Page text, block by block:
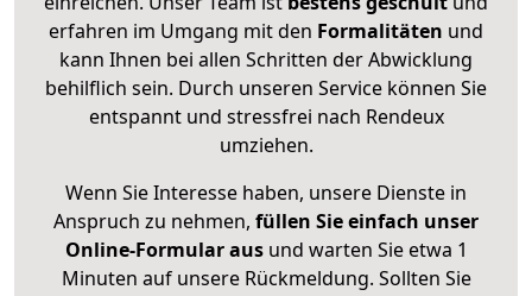
erfahren im Umgang mit den Formalitäten und
kann Ihnen bei allen Schritten der Abwicklung
behilflich sein. Durch unseren Service können Sie
entspannt und stressfrei nach Rendeux
umziehen.
Wenn Sie Interesse haben, unsere Dienste in
Anspruch zu nehmen, füllen Sie einfach unser
Online-Formular ausund warten Sie etwa 1
Minuten auf unsere Rückmeldung. Sollten Sie